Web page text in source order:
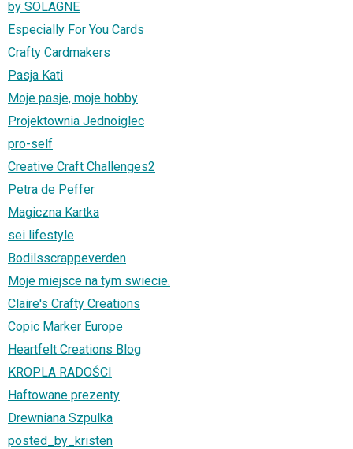
by SOLAGNE
Especially For You Cards
Crafty Cardmakers
Pasja Kati
Moje pasje, moje hobby
Projektownia Jednoiglec
pro-self
Creative Craft Challenges2
Petra de Peffer
Magiczna Kartka
sei lifestyle
Bodilsscrappeverden
Moje miejsce na tym swiecie.
Claire's Crafty Creations
Copic Marker Europe
Heartfelt Creations Blog
KROPLA RADOŚCI
Haftowane prezenty
Drewniana Szpulka
posted_by_kristen